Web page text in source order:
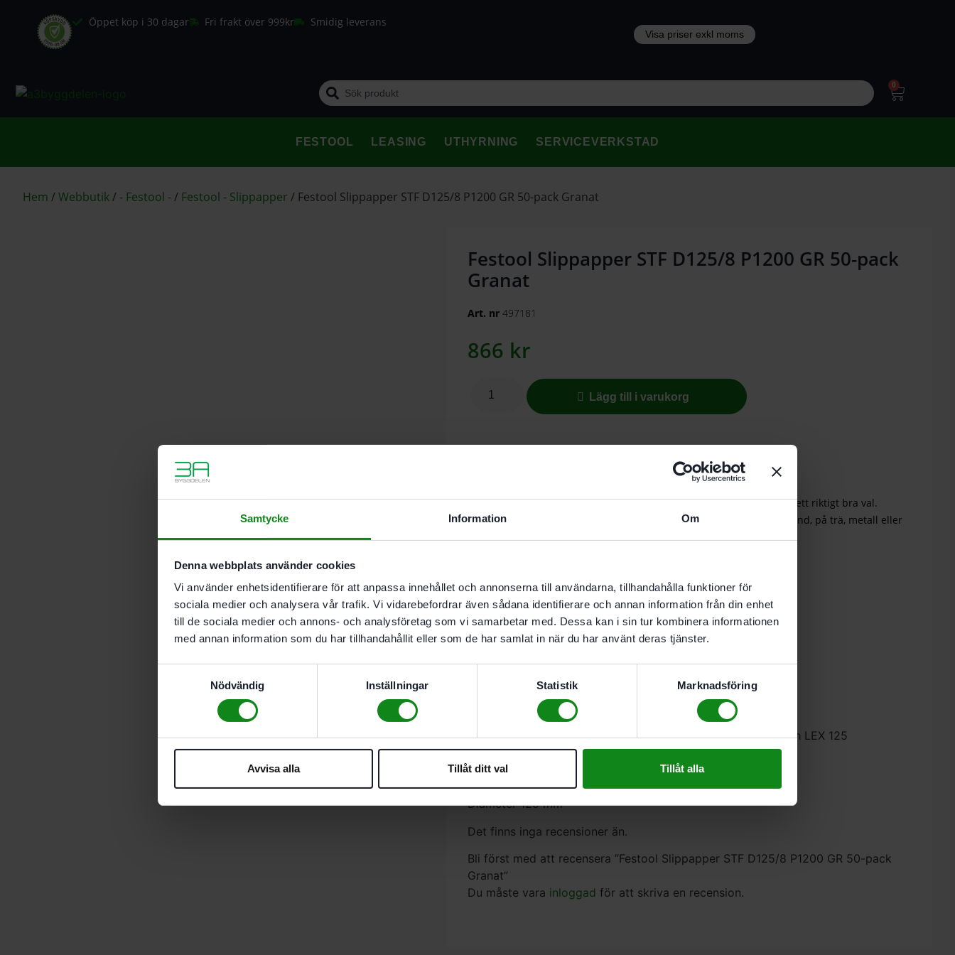
Samtycke Information Om
Denna webbplats använder cookies
Vi använder enhetsidentifierare för att anpassa innehållet och annonserna till användarna, tillhandahålla funktioner för
sociala medier och analysera vår trafik. Vi vidarebefordrar även sådana identifierare och annan information från din enhet
till de sociala medier och annons- och analysföretag som vi samarbetar med. Dessa kan i sin tur kombinera informationen
med annan information som du har tillhandahållit eller som de har samlat in när du har använt deras tjänster.
Nödvändig
Inställningar Statistik Marknadsföring
Avvisa alla Tillåt ditt val Tillåt alla
Öppet köp i 30 dagar Fri frakt över 999kr Smidig leverans
0
FESTOOL LEASING UTHYRNING SERVICEVERKSTAD
Hem /Webbutik/ - Festool -/ Festool - Slippapper / Festool Slippapper STF D125/8 P1200 GR 50-pack Granat
Festool Slippapper STF D125/8 P1200 GR 50-pack
Granat
Art. nr 497181
866 kr
Lägg till i varukorg
I butikslager. Skickas nästkommande vardag.
När du vill ha snabb och ekonomisk slipning är GRANAT slippapper ett riktigt bra val.
Oavsett om du arbetar med Festool slipmaskiner eller arbetar för hand, på trä, metall eller
lacker är GRANAT redo för alla utmaningar.
Egenskaper
Slutslipning av lacker och mineralmaterial
Bearbetning av toppmoderna lacksystem
Torr- och våtslipning
Slipfolie
För RO 125, ES 125, ETS 125, ETSC 125, ETS EC 125 och LEX 125
Finslippapper på foliebärare
Korn P1200
Förpackning 50-pack
Diameter 125 mm
Det finns inga recensioner än.
Bli först med att recensera ”Festool Slippapper STF D125/8 P1200 GR 50-pack
Granat”
Du måste vara inloggad för att skriva en recension.